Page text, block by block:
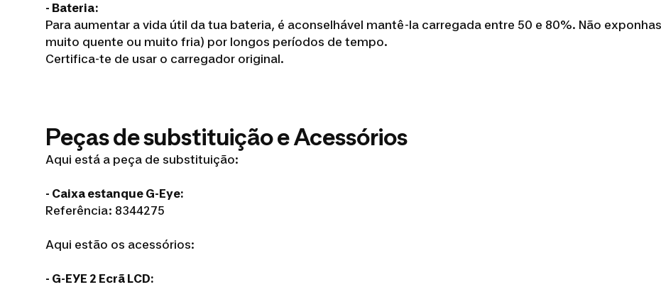
- Bateria:
Para aumentar a vida útil da tua bateria, é aconselhável mantê-la carregada entre 50 e 80%. Não
muito quente ou muito fria) por longos períodos de tempo.
Certifica-te de usar o carregador original.
Peças de substituição e Acessórios
Aqui está a peça de substituição:
- Caixa estanque G-Eye:
Referência: 8344275
Aqui estão os acessórios:
- G-EYE 2 Ecrã LCD: